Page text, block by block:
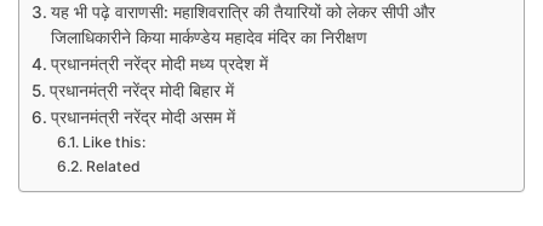
यह भी पढ़े वाराणसी: महाशिवरात्रि की तैयारियों को लेकर सीपी और
जिलाधिकारीने किया मार्कण्डेय महादेव मंदिर का निरीक्षण
प्रधानमंत्री नरेंद्र मोदी मध्य प्रदेश में
प्रधानमंत्री नरेंद्र मोदी बिहार में
प्रधानमंत्री नरेंद्र मोदी असम में
Like this:
Related